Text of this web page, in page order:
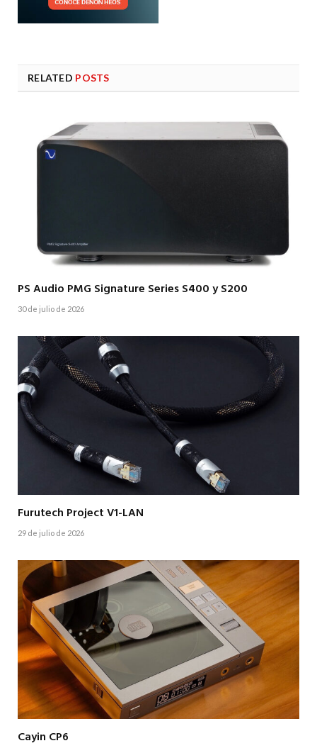
RELATED POSTS
PS Audio PMG Signature Series S400 y S200
30 de julio de 2026
Furutech Project V1-LAN
29 de julio de 2026
Cayin CP6